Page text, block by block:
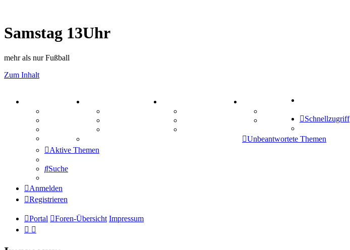
Samstag 13Uhr
mehr als nur Fußball
Zum Inhalt
Mastodon
Comunio
Schnellzugriff
Unbeantwortete Themen
Aktive Themen
Suche
Anmelden
Registrieren
Portal Foren-Übersicht Impressum